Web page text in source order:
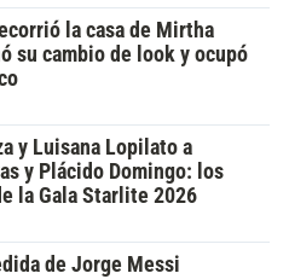
la casa de Mirtha
su cambio de look y ocupó
y Luisana Lopilato a
y Plácido Domingo: los
la Gala Starlite 2026
de Jorge Messi